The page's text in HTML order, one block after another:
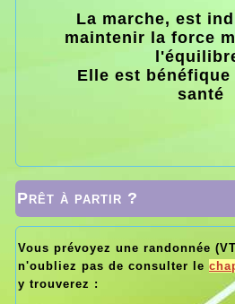
La marche, est
maintenir la force
Elle est
santé
Prêt à partir ?
Vous prévoyez une randonnée
n'oubliez pas de consulter le
y trouverez :